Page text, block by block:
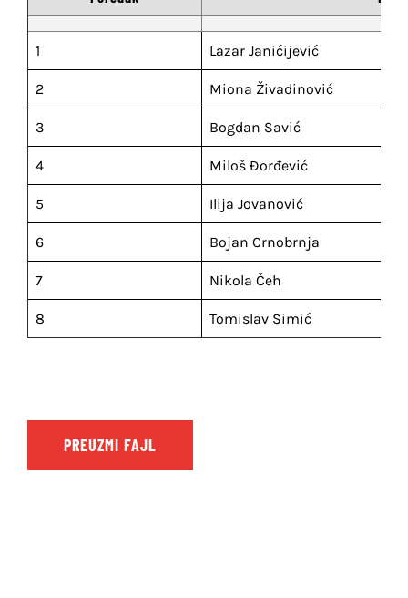
O NAMA
1 Lazar Janićijević
2 Miona Živadinović
3 Bogdan Savić
4 Miloš Đorđević
5 Ilija Jovanović
6 Bojan Crnobrnja
7 Nikola Čeh
8 Tomislav Simić
PREUZMI FAJL